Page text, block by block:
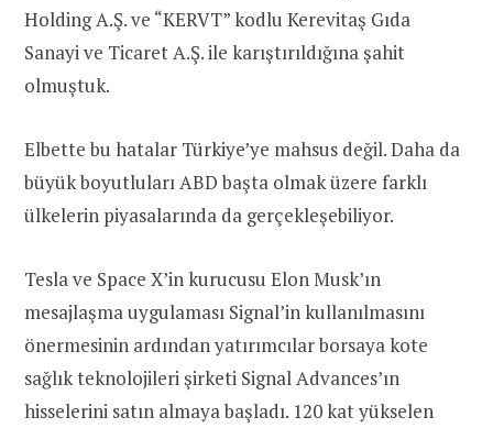
Holding A.Ş. ve “KERVT” kodlu Kerevitaş Gıda
Sanayi ve Ticaret A.Ş. ile karıştırıldığına şahit
olmuştuk.
Elbette bu hatalar Türkiye’ye mahsus değil. Daha da
büyük boyutluları ABD başta olmak üzere farklı
ülkelerin piyasalarında da gerçekleşebiliyor.
Tesla ve Space X’in kurucusu Elon Musk’ın
mesajlaşma uygulaması Signal’in kullanılmasını
önermesinin ardından yatırımcılar borsaya kote
sağlık teknolojileri şirketi Signal Advances’ın
hisselerini satın almaya başladı. 120 kat yükselen